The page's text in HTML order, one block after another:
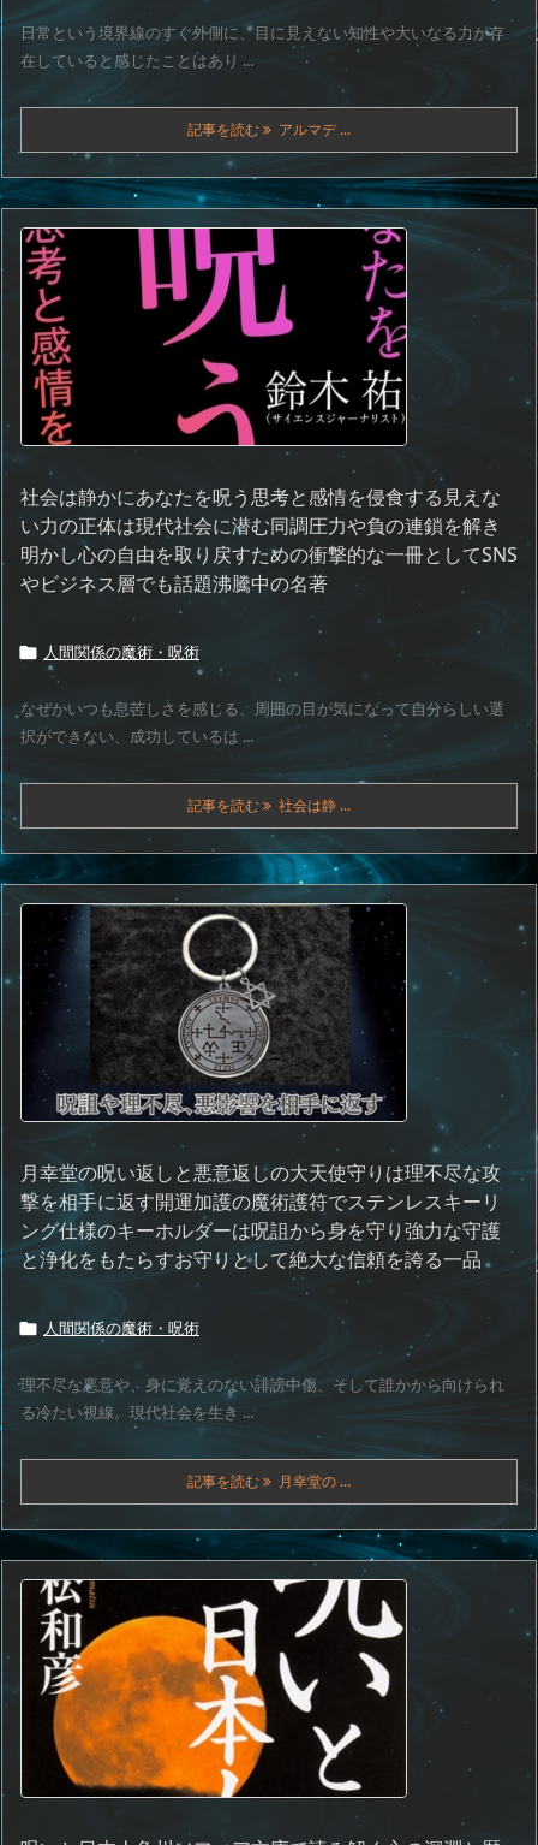
日常という境界線のすぐ外側に、目に見えない知性や大いなる力が存
在していると感じたことはあり ...
記事を読む アルマデ ...
社会は静かにあなたを呪う思考と感情を侵食する見えな
い力の正体は現代社会に潜む同調圧力や負の連鎖を解き
明かし心の自由を取り戻すための衝撃的な一冊としてSNS
やビジネス層でも話題沸騰中の名著
 人間関係の魔術・呪術
なぜかいつも息苦しさを感じる、周囲の目が気になって自分らしい選
択ができない、成功しているは ...
記事を読む 社会は静 ...
月幸堂の呪い返しと悪意返しの大天使守りは理不尽な攻
撃を相手に返す開運加護の魔術護符でステンレスキーリ
ング仕様のキーホルダーは呪詛から身を守り強力な守護
と浄化をもたらすお守りとして絶大な信頼を誇る一品
 人間関係の魔術・呪術
理不尽な悪意や、身に覚えのない誹謗中傷、そして誰かから向けられ
る冷たい視線。現代社会を生き ...
記事を読む 月幸堂の ...